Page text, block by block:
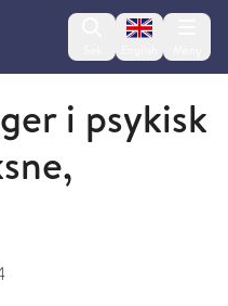
Change
i psykisk